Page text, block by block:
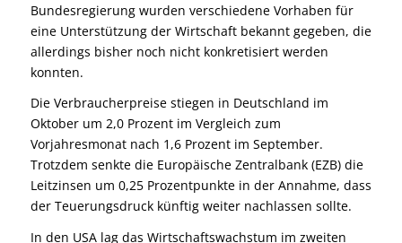
Bundesregierung wurden verschiedene Vorhaben für
eine Unterstützung der Wirtschaft bekannt gegeben, die
allerdings bisher noch nicht konkretisiert werden
konnten.
Die Verbraucherpreise stiegen in Deutschland im
Oktober um 2,0 Prozent im Vergleich zum
Vorjahresmonat nach 1,6 Prozent im September.
Trotzdem senkte die Europäische Zentralbank (EZB) die
Leitzinsen um 0,25 Prozentpunkte in der Annahme, dass
der Teuerungsdruck künftig weiter nachlassen sollte.
In den USA lag das Wirtschaftswachstum im zweiten